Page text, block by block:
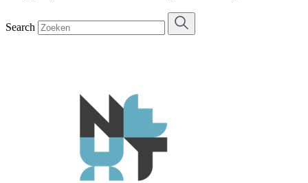
Search